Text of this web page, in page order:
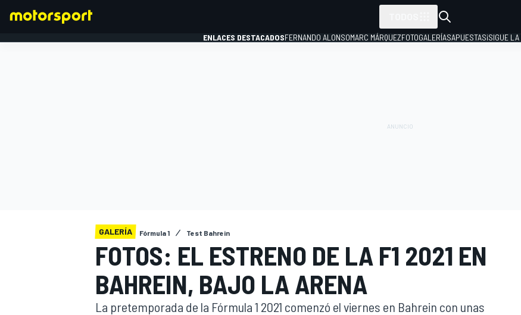
ENLACES DESTACADOSFERNANDO ALONSOMARC MÁRQUEZFOTOGALERÍASAPUESTAS¡SIGUE
GALERÍA Fórmula 1 Test Bahrein
FOTOS: EL ESTRENO DE LA F1 2021 EN
BAHREIN, BAJO LA ARENA
La pretemporada de la Fórmula 1 2021 comenzó el viernes en Bahrein con unas